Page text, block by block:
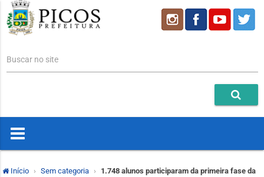
Buscar no site
Início Sem categoria
1.748 alunos participaram da primeira fase da